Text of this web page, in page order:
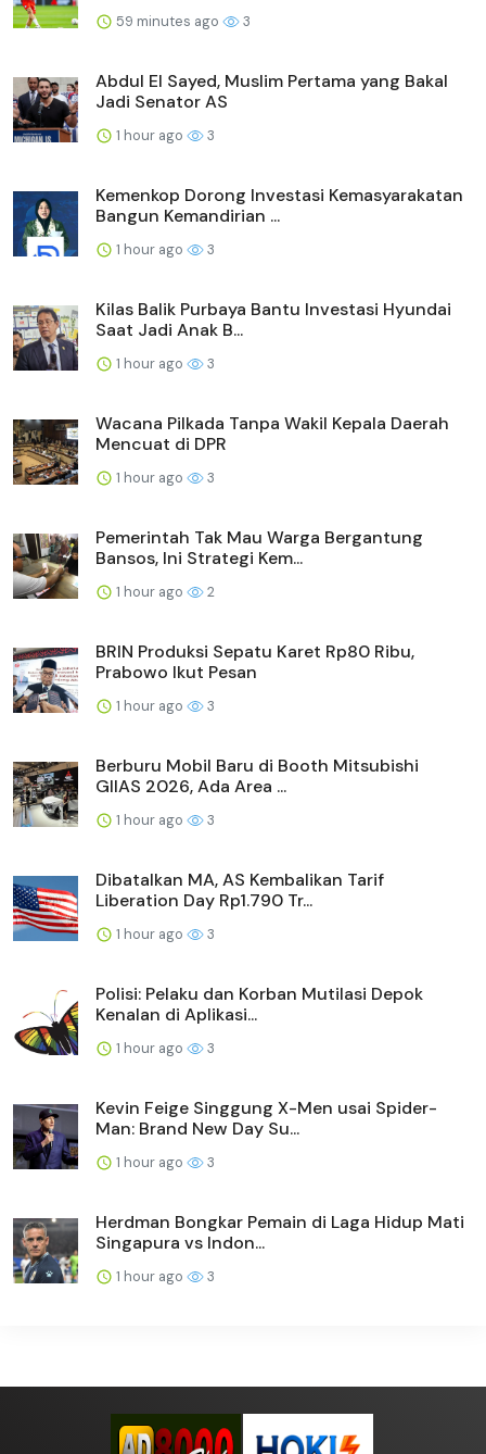
59 minutes ago 3
Abdul El Sayed, Muslim Pertama yang Bakal
Jadi Senator AS
1 hour ago 3
Kemenkop Dorong Investasi Kemasyarakatan
Bangun Kemandirian ...
1 hour ago 3
Kilas Balik Purbaya Bantu Investasi Hyundai
Saat Jadi Anak B...
1 hour ago 3
Wacana Pilkada Tanpa Wakil Kepala Daerah
Mencuat di DPR
1 hour ago 3
Pemerintah Tak Mau Warga Bergantung
Bansos, Ini Strategi Kem...
1 hour ago 2
BRIN Produksi Sepatu Karet Rp80 Ribu,
Prabowo Ikut Pesan
1 hour ago 3
Berburu Mobil Baru di Booth Mitsubishi
GIIAS 2026, Ada Area ...
1 hour ago 3
Dibatalkan MA, AS Kembalikan Tarif
Liberation Day Rp1.790 Tr...
1 hour ago 3
Polisi: Pelaku dan Korban Mutilasi Depok
Kenalan di Aplikasi...
1 hour ago 3
Kevin Feige Singgung X-Men usai Spider-
Man: Brand New Day Su...
1 hour ago 3
Herdman Bongkar Pemain di Laga Hidup Mati
Singapura vs Indon...
1 hour ago 3